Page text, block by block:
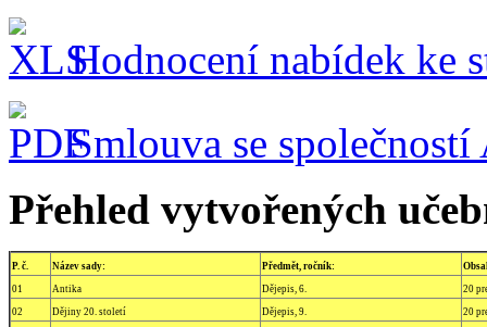
Hodnocení nabídek ke
Smlouva se společností
Přehled vytvořených
P. č. Název sady: Předmět, ročník:
01 Antika Dějepis, 6. 20
02 Dějiny 20. století Dějepis, 9. 20